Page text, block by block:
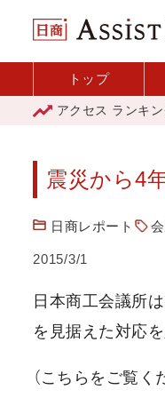
トップ
アクセス ランキ
「青森市プレ
震災から4
日商レポート
2015/3/1
日本商工会議所
を見据えた対応を
（こちらをご覧く